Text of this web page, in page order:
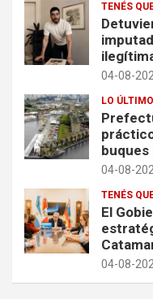
TENÉS
04-08-
LO ÚLTIMO
buques
04-08-
TENÉS
El
04-08-